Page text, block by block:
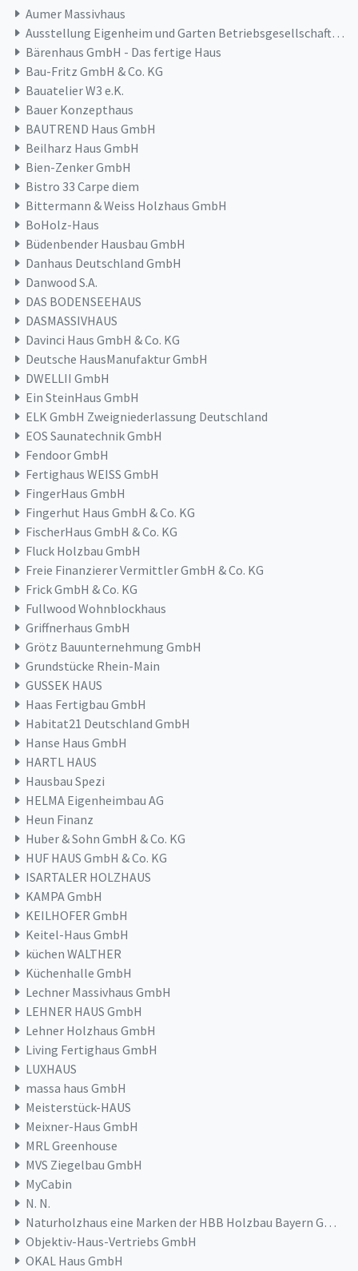
Aumer Massivhaus
Ausstellung Eigenheim und Garten Betriebsgesellschaft mbH
Bärenhaus GmbH - Das fertige Haus
Bau-Fritz GmbH & Co. KG
Bauatelier W3 e.K.
Bauer Konzepthaus
BAUTREND Haus GmbH
Beilharz Haus GmbH
Bien-Zenker GmbH
Bistro 33 Carpe diem
Bittermann & Weiss Holzhaus GmbH
BoHolz-Haus
Büdenbender Hausbau GmbH
Danhaus Deutschland GmbH
Danwood S.A.
DAS BODENSEEHAUS
DASMASSIVHAUS
Davinci Haus GmbH & Co. KG
Deutsche HausManufaktur GmbH
DWELLII GmbH
Ein SteinHaus GmbH
ELK GmbH Zweigniederlassung Deutschland
EOS Saunatechnik GmbH
Fendoor GmbH
Fertighaus WEISS GmbH
FingerHaus GmbH
Fingerhut Haus GmbH & Co. KG
FischerHaus GmbH & Co. KG
Fluck Holzbau GmbH
Freie Finanzierer Vermittler GmbH & Co. KG
Frick GmbH & Co. KG
Fullwood Wohnblockhaus
Griffnerhaus GmbH
Grötz Bauunternehmung GmbH
Grundstücke Rhein-Main
GUSSEK HAUS
Haas Fertigbau GmbH
Habitat21 Deutschland GmbH
Hanse Haus GmbH
HARTL HAUS
Hausbau Spezi
HELMA Eigenheimbau AG
Heun Finanz
Huber & Sohn GmbH & Co. KG
HUF HAUS GmbH & Co. KG
ISARTALER HOLZHAUS
KAMPA GmbH
KEILHOFER GmbH
Keitel-Haus GmbH
küchen WALTHER
Küchenhalle GmbH
Lechner Massivhaus GmbH
LEHNER HAUS GmbH
Lehner Holzhaus GmbH
Living Fertighaus GmbH
LUXHAUS
massa haus GmbH
Meisterstück-HAUS
Meixner-Haus GmbH
MRL Greenhouse
MVS Ziegelbau GmbH
MyCabin
N. N.
Naturholzhaus eine Marken der HBB Holzbau Bayern GmbH & Co. KG
Objektiv-Haus-Vertriebs GmbH
OKAL Haus GmbH